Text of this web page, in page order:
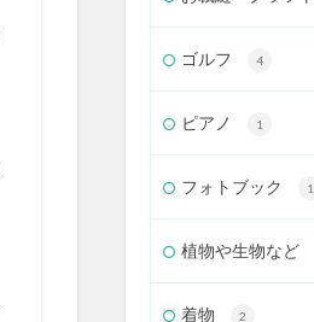
ゴルフ 4
ピアノ 1
フォトブック 1
植物や生物など
着物 2